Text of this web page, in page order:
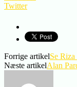
Twitter
Forrige artikelSe
Næste artikelAlan